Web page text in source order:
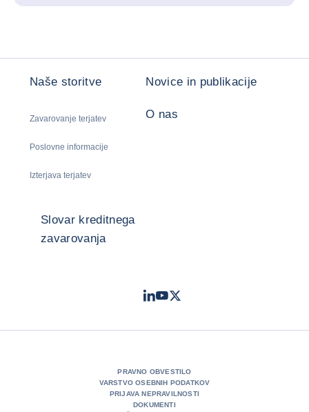
Naše storitve
Zavarovanje terjatev
Poslovne informacije
Izterjava terjatev
Novice in publikacije
O nas
Slovar kreditnega
zavarovanja
LinkedIn
Youtube
Twitter
PRAVNO OBVESTILO
VARSTVO OSEBNIH PODATKOV
PRIJAVA NEPRAVILNOSTI
DOKUMENTI